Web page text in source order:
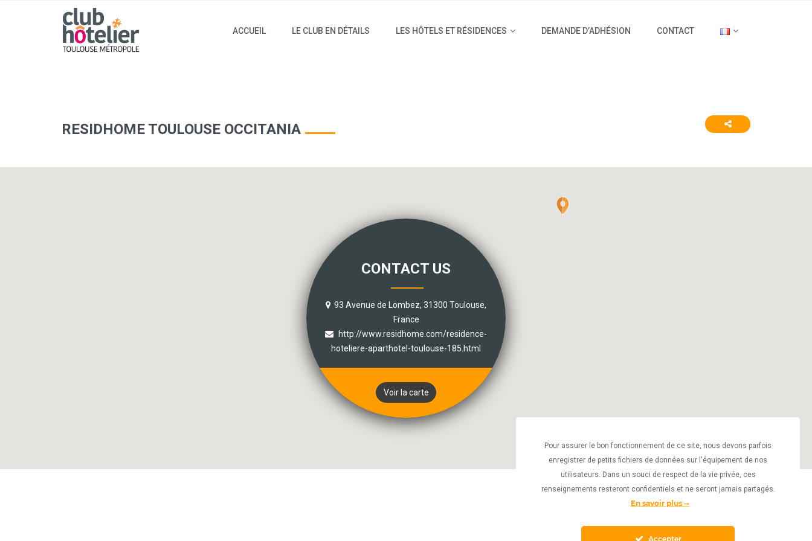
ACCUEIL LE CLUB EN DÉTAILS LES HÔTELS ET RÉSIDENCES DEMANDE D’ADHÉSION CONTACT
RESIDHOME TOULOUSE OCCITANIA
CONTACT US
93 Avenue de Lombez, 31300 Toulouse,
France
http://www.residhome.com/residence-
hoteliere-aparthotel-toulouse-185.html
Voir la carte
Pour assurer le bon fonctionnement de ce site, nous devons parfois
enregistrer de petits fichiers de données sur l'équipement de nos
utilisateurs. Dans un souci de respect de la vie privée, ces
renseignements resteront confidentiels et ne seront jamais partagés.
En savoir plus
Accepter